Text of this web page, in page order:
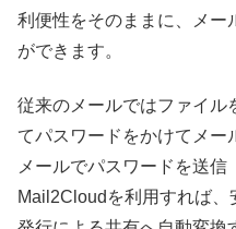
利便性をそのままに、メー
ができます。
従来のメールではファイル
てパスワードをかけてメー
メールでパスワードを送信
Mail2Cloudを利用すれば